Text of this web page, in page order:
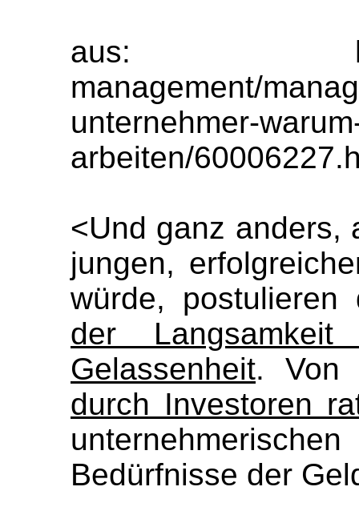
aus: http://
management/
unternehmer-
arbeiten/
<Und ganz anders,
jungen,
würde,
der
Gelassenheit.
durch Investoren
Bedürfnisse der